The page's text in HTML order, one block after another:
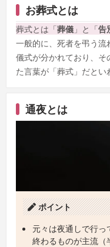
お葬式とは
葬式とは「葬儀 」と「告
一般的に、死者を弔う
儀式が分かれており、
た言葉が「葬式」だとい
通夜とは
ポイント
元々は夜通しで行
終わるものが主流（